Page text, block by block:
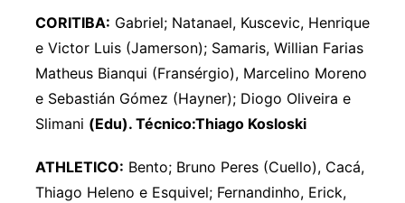
CORITIBA: Gabriel; Natanael, Kuscevic, Henrique
e Victor Luis (Jamerson); Samaris, Willian Farias
Matheus Bianqui (Fransérgio), Marcelino Moreno
e Sebastián Gómez (Hayner); Diogo Oliveira e
Slimani (Edu). Técnico:Thiago Kosloski
ATHLETICO: Bento; Bruno Peres (Cuello), Cacá,
Thiago Heleno e Esquivel; Fernandinho, Erick,